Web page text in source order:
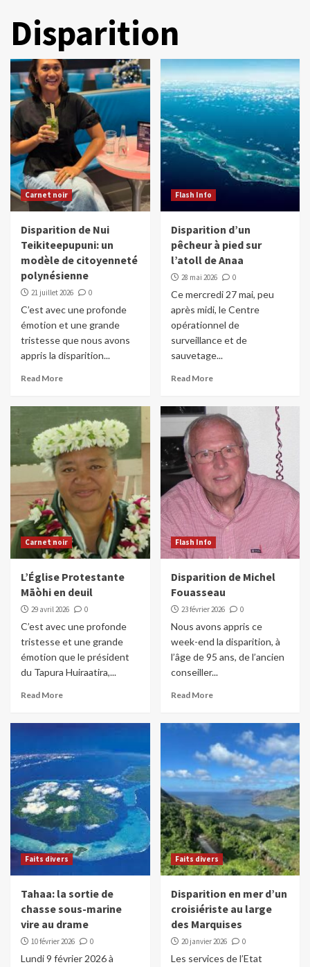
Disparition
Carnet noir
Disparition de Nui
Teikiteepupuni: un
modèle de citoyenneté
polynésienne
21 juillet 2026 0
C’est avec une profonde
émotion et une grande
tristesse que nous avons
appris la disparition...
Read More
Flash Info
Disparition d’un
pêcheur à pied sur
l’atoll de Anaa
28 mai 2026 0
Ce mercredi 27 mai, peu
après midi, le Centre
opérationnel de
surveillance et de
sauvetage...
Read More
Carnet noir
L’Église Protestante
Māòhi en deuil
29 avril 2026 0
C’est avec une profonde
tristesse et une grande
émotion que le président
du Tapura Huiraatira,...
Read More
Flash Info
Disparition de Michel
Fouasseau
23 février 2026 0
Nous avons appris ce
week-end la disparition, à
l’âge de 95 ans, de l’ancien
conseiller...
Read More
Faits divers
Tahaa: la sortie de
chasse sous-marine
vire au drame
10 février 2026 0
Lundi 9 février 2026 à
Faits divers
Disparition en mer d’un
croisiériste au large
des Marquises
20 janvier 2026 0
Les services de l’Etat